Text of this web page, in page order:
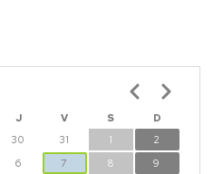
J V S
D
30 31 1
2
6 7 8
9
Paginación